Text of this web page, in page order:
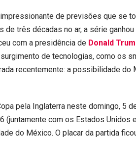
de previsões que se
de três décadas no ar, a série
com a presidência de Donald
de tecnologias, como os
recentemente: a possibilidade do
pela Inglaterra neste domingo, 5
com os Estados Unidos
do México. O placar da partida